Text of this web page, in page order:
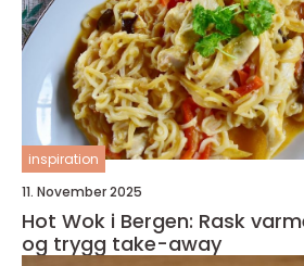
inspiration
11. November 2025
Hot Wok i Bergen: Rask
og trygg take-away